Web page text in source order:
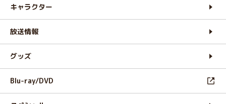
キャラクター
放送情報
グッズ
Blu-ray/DVD